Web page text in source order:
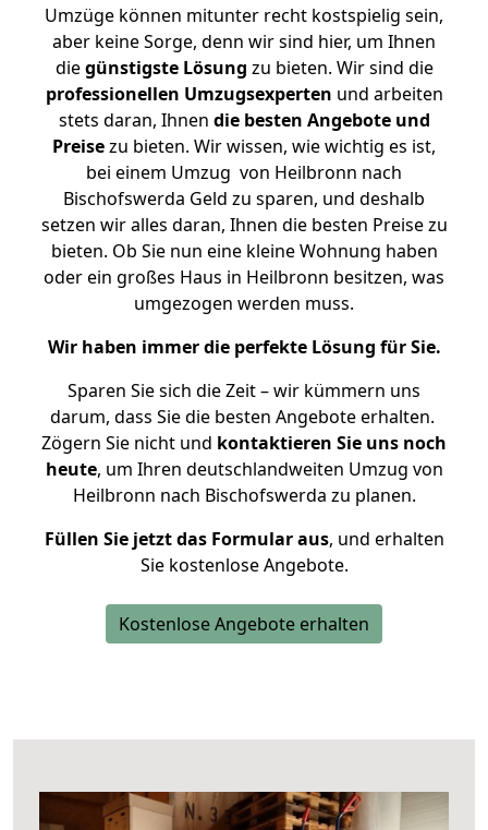
Umzüge können mitunter recht kostspielig sein,
aber keine Sorge, denn wir sind hier, um Ihnen
diegünstigste Lösung zu bieten. Wir sind die
professionellen Umzugsexperten und arbeiten
stets daran, Ihnen die besten Angebote und
Preisezu bieten. Wir wissen, wie wichtig es ist,
bei einem Umzug von Heilbronn nach
Bischofswerda Geld zu sparen, und deshalb
setzen wir alles daran, Ihnen die besten Preise zu
bieten. Ob Sie nun eine kleine Wohnung haben
oder ein großes Haus in Heilbronn besitzen, was
umgezogen werden muss.
Wir haben immer die perfekte Lösung für Sie.
Sparen Sie sich die Zeit – wir kümmern uns
darum, dass Sie die besten Angebote erhalten.
Zögern Sie nicht und kontaktieren Sie uns noch
heute, um Ihren deutschlandweiten Umzug von
Heilbronn nach Bischofswerda zu planen.
Füllen Sie jetzt das Formular aus, und erhalten
Sie kostenlose Angebote.
Kostenlose Angebote erhalten